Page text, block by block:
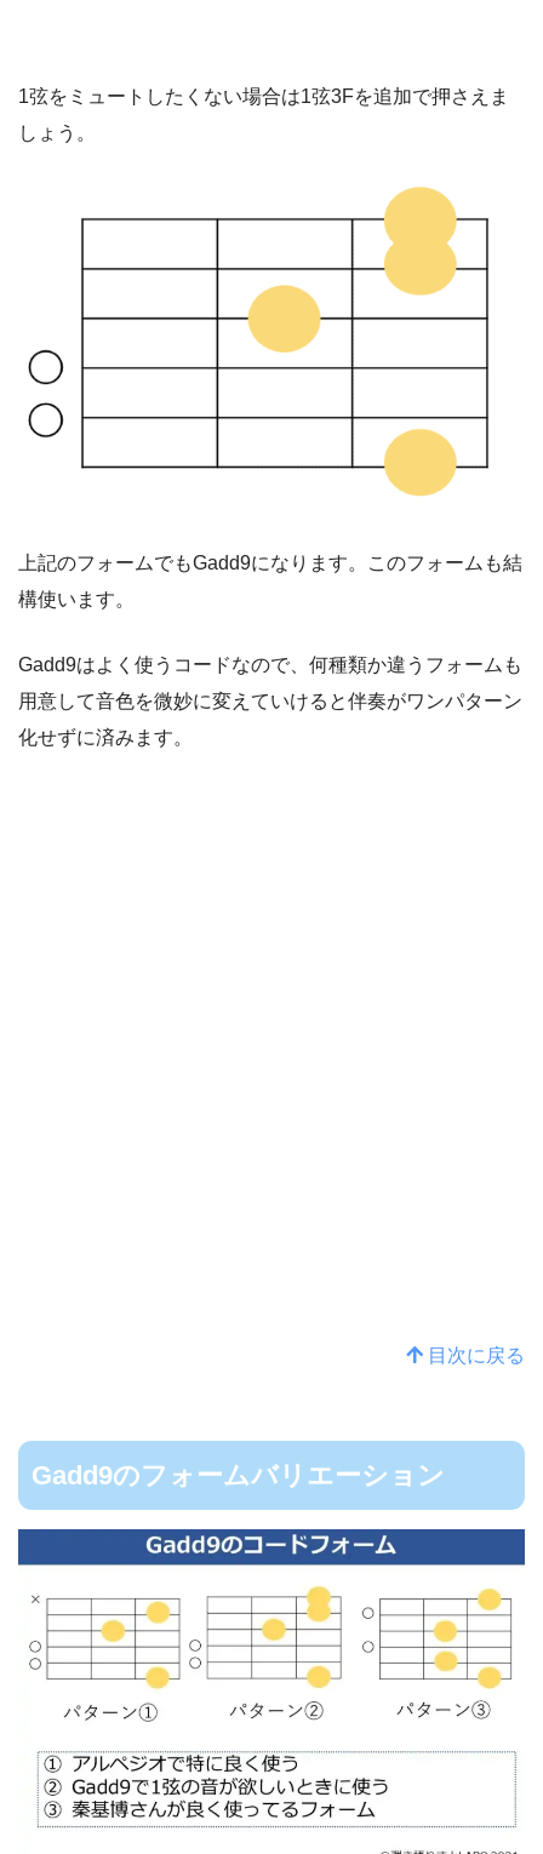
1弦をミュートしたくない場合は1弦3Fを追加で押さえま
しょう。
上記のフォームでもGadd9になります。このフォームも結
構使います。
Gadd9はよく使うコードなので、何種類か違うフォームも
用意して音色を微妙に変えていけると伴奏がワンパターン
化せずに済みます。
目次に戻る
Gadd9のフォームバリエーション